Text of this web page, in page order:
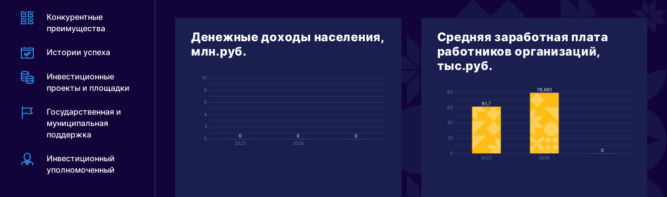
Конкурентные
преимущества
Истории успеха
Инвестиционные
проекты и площадки
Государственная и
муниципальная
поддержка
Инвестиционный
уполномоченный
Денежные доходы населения,
млн.руб.
0
2
4
6
8
10
2023 2024
0 0 0
Средняя заработная плата
работников организаций,
тыс.руб.
0
20
40
60
80
2023 2024
61,7
79,881
0